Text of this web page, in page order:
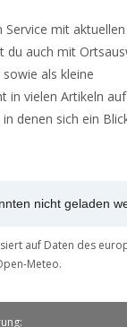
Service mit
du auch mit
als kleine
in vielen Artikeln auf
denen sich ein
nicht geladen
auf Daten des
Meteo.